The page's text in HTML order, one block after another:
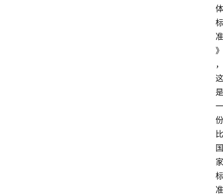
体
标
准
》
，
这
是
一
份
比
国
家
标
准